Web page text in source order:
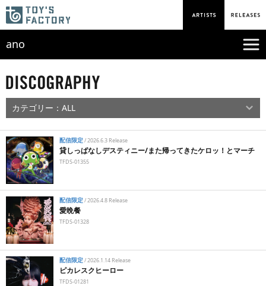
ano
配信限定/2026.6.3 Release
貸しっぱなしデスティニー/また帰ってきたケロッ！とマーチ
TFDS-01355
配信限定/2026.4.8 Release
愛晩餐
TFDS-01328
配信限定/2026.1.14 Release
ピカレスクヒーロー
TFDS-01281